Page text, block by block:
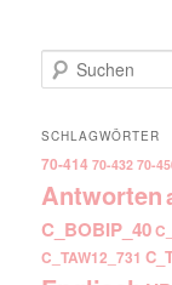
Suchen
SCHLAGWÖRTER
70-414 70-432 70-
Antworten
C_BOBIP_40
C_TAW12_731